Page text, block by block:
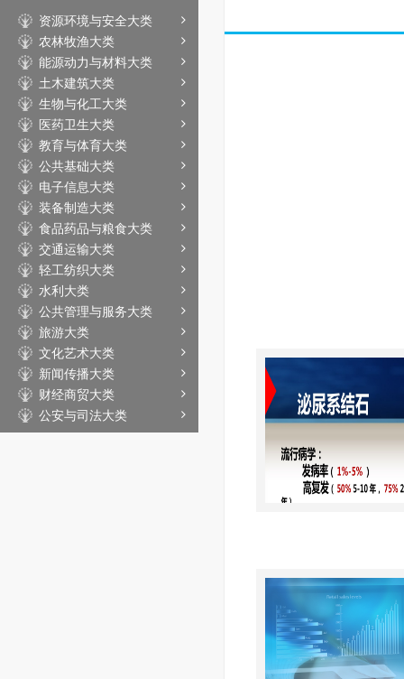
资源环境与安全大类
农林牧渔大类
能源动力与材料大类
土木建筑大类
生物与化工大类
医药卫生大类
教育与体育大类
公共基础大类
电子信息大类
装备制造大类
食品药品与粮食大类
交通运输大类
轻工纺织大类
水利大类
公共管理与服务大类
旅游大类
文化艺术大类
新闻传播大类
财经商贸大类
公安与司法大类